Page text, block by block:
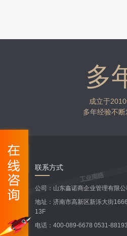
多
成立于
多年经验不断
联系方式
公司：山东鑫诺商企业管理有限公
地址：济南市高新区新泺大街
13F
电话：400-089-6678 0531-